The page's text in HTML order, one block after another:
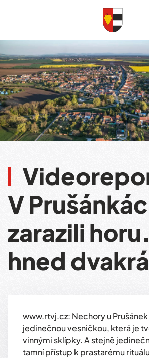
V
zarazili
hned
www.rtvj.cz: Nechory u
jedinečnou vesničkou, která je
vinnými sklípky. A stejně
tamní přístup k prastarému rituálu